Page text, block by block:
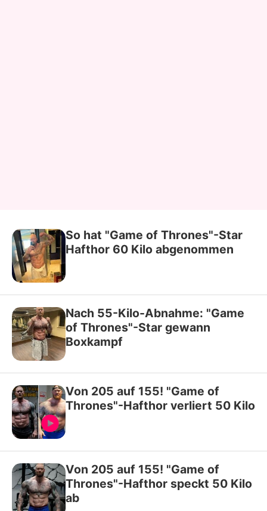
So hat "Game of Thrones"-Star
Hafthor 60 Kilo abgenommen
Nach 55-Kilo-Abnahme: "Game
of Thrones"-Star gewann
Boxkampf
Von 205 auf 155! "Game of
Thrones"-Hafthor verliert 50 Kilo
Von 205 auf 155! "Game of
Thrones"-Hafthor speckt 50 Kilo
ab